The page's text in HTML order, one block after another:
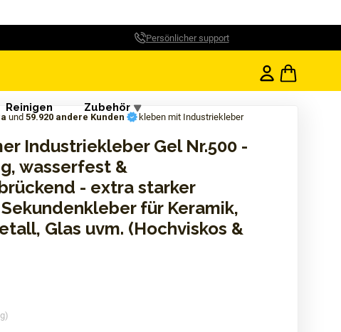
Persönlicher support
Reinigen
Zubehör
und 59.920 andere Kunden kleben mit Industriekleber
Industriekleber Gel Nr.500 -
wasserfest &
- extra starker
für Keramik,
Glas uvm. (Hochviskos &
)